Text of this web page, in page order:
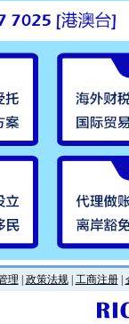
理 政策法规| 工商注册|